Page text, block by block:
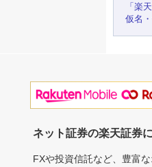
「楽
仮名
ネット証券の楽天証券
FXや投資信託など、豊富